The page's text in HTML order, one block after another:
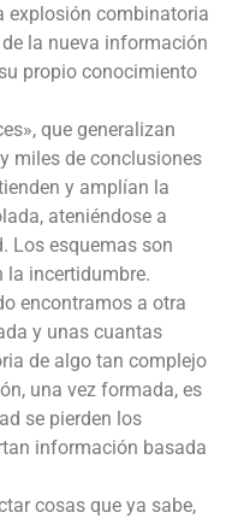
explosión combinatoria
la nueva información
propio conocimiento
que generalizan
miles de conclusiones
y amplían la
ateniéndose a
Los esquemas son
la incertidumbre.
encontramos a otra
y unas cuantas
de algo tan complejo
una vez formada, es
se pierden los
información basada
cosas que ya sabe,